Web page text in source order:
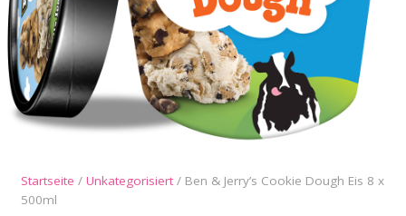
Startseite / Unkategorisiert/ Ben & Jerry’s Cookie Dough Eis 8 x
500ml